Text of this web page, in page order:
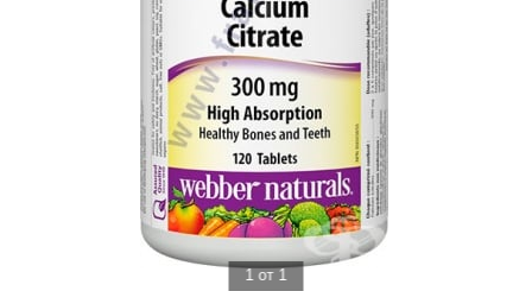
1 от 1